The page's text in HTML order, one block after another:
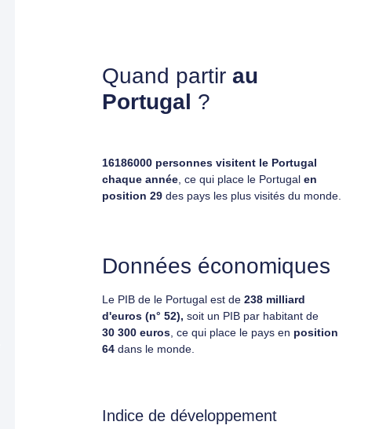
Quand partirau
Portugal ?
16186000 personnes visitent le Portugal
chaque année , ce qui place le Portugalen
position 29 des pays les plus visités du monde.
Données économiques
Le PIB de le Portugal est de238 milliard
d'euros (n° 52),soit un PIB par habitant de
30 300 euros , ce qui place le pays en position
64 dans le monde.
Indice de développement